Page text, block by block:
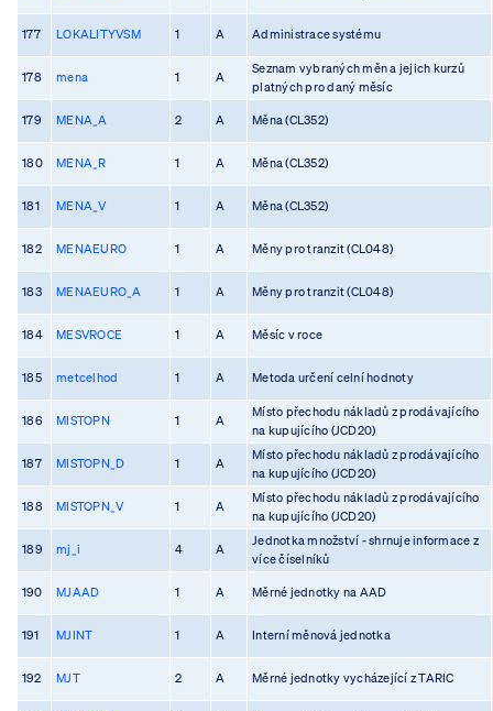
177 LOKALITYVSM 1 A Administrace systému
178 mena 1 A
Seznam vybraných měn a jejich kurzů
platných pro daný měsíc
179 MENA_A 2 A Měna (CL352)
180 MENA_R 1 A Měna (CL352)
181 MENA_V 1 A Měna (CL352)
182 MENAEURO 1 A Měny pro tranzit (CL048)
183 MENAEURO_A 1 A Měny pro tranzit (CL048)
184 MESVROCE 1 A Měsíc v roce
185 metcelhod 1 A Metoda určení celní hodnoty
186 MISTOPN 1 A
Místo přechodu nákladů z prodávajícího
na kupujícího (JCD20)
187 MISTOPN_D 1 A
Místo přechodu nákladů z prodávajícího
na kupujícího (JCD20)
188 MISTOPN_V 1 A
Místo přechodu nákladů z prodávajícího
na kupujícího (JCD20)
189 mj_i 4 A
Jednotka množství - shrnuje informace z
více číselníků
190 MJAAD 1 A Měrné jednotky na AAD
191 MJINT 1 A Interní měnová jednotka
192 MJT 2 A Měrné jednotky vycházející z TARIC